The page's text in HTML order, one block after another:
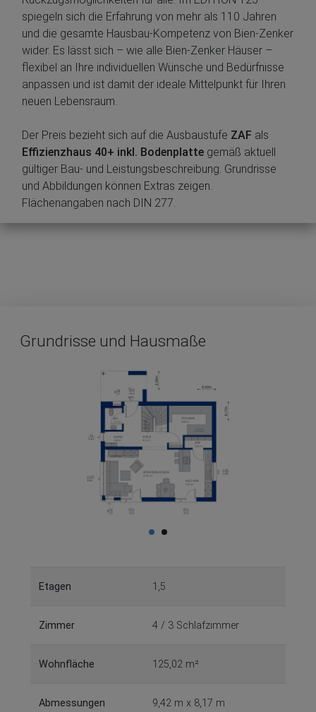
spiegeln sich die Erfahrung von mehr als 110 Jahren
und die gesamte Hausbau-Kompetenz von Bien-Zenker
wider. Es lässt sich – wie alle Bien-Zenker Häuser –
flexibel an Ihre individuellen Wünsche und Bedürfnisse
anpassen und ist damit der ideale Mittelpunkt für Ihren
neuen Lebensraum.
Der Preis bezieht sich auf die Ausbaustufe ZAF als
Effizienzhaus 40+ inkl. Bodenplatte gemäß aktuell
gültiger Bau- und Leistungsbeschreibung. Grundrisse
und Abbildungen können Extras zeigen.
Flächenangaben nach DIN 277.
Grundrisse und Hausmaße
Etagen 1,5
Zimmer 4 / 3 Schlafzimmer
Wohnfläche 125,02 m²
Abmessungen 9,42 m x 8,17 m